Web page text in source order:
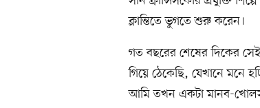
ক্লান্তিতে ভুগতে শুরু করেন।
গত বছরের শেষের দিকের
গিয়ে ঠেকেছি, যেখানে
আমি তখন একটা মানব-